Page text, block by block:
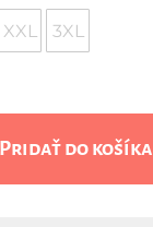
XXL 3XL
Pridať do košíka